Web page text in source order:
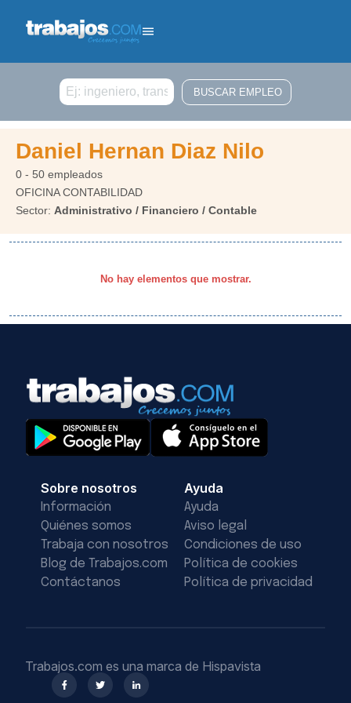
Buscar
Daniel Hernan Diaz Nilo
0 - 50 empleados
OFICINA CONTABILIDAD
Sector: Administrativo / Financiero / Contable
No hay elementos que mostrar.
Sobre nosotros
Información
Quiénes somos
Trabaja con nosotros
Blog de Trabajos.com
Contáctanos
Ayuda
Ayuda
Aviso legal
Condiciones de uso
Política de cookies
Política de privacidad
Trabajos.com es una marca de Hispavista